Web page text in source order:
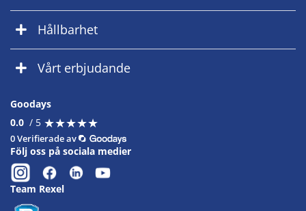
Hållbarhet
Vårt erbjudande
Goodays
0.0 / 5 ★★★★★
★★★★★
0 Verifierade av
Följ oss på sociala medier
Team Rexel